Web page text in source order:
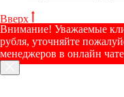
Вверх
Внимание! Уважаемые
рубля, уточняйте
менеджеров в онлайн